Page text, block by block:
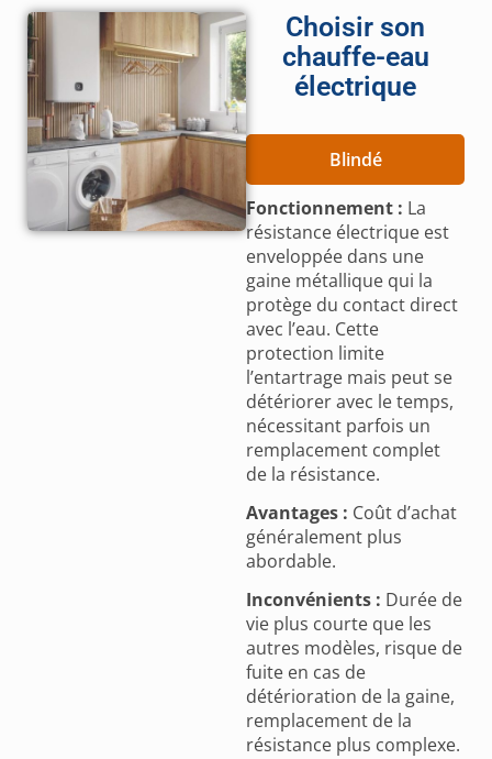
Choisir son
chauffe-eau
électrique
Blindé
Fonctionnement : La
résistance électrique est
enveloppée dans une
gaine métallique qui la
protège du contact direct
avec l’eau. Cette
protection limite
l’entartrage mais peut se
détériorer avec le temps,
nécessitant parfois un
remplacement complet
de la résistance.
Avantages : Coût d’achat
généralement plus
abordable.
Inconvénients : Durée de
vie plus courte que les
autres modèles, risque de
fuite en cas de
détérioration de la gaine,
remplacement de la
résistance plus complexe.